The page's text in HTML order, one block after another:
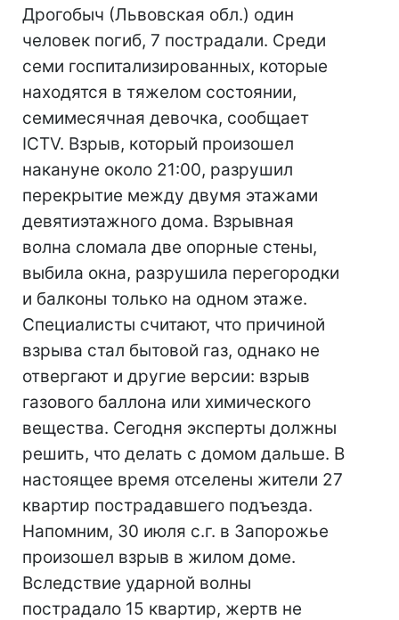
Дрогобыч (Львовская обл.) один
человек погиб, 7 пострадали. Среди
семи госпитализированных, которые
находятся в тяжелом состоянии,
семимесячная девочка, сообщает
ICTV. Взрыв, который произошел
накануне около 21:00, разрушил
перекрытие между двумя этажами
девятиэтажного дома. Взрывная
волна сломала две опорные стены,
выбила окна, разрушила перегородки
и балконы только на одном этаже.
Специалисты считают, что причиной
взрыва стал бытовой газ, однако не
отвергают и другие версии: взрыв
газового баллона или химического
вещества. Сегодня эксперты должны
решить, что делать с домом дальше. В
настоящее время отселены жители 27
квартир пострадавшего подъезда.
Напомним, 30 июля с.г. в Запорожье
произошел взрыв в жилом доме.
Вследствие ударной волны
пострадало 15 квартир, жертв не